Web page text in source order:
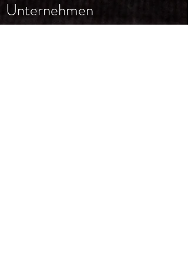
Unternehmen